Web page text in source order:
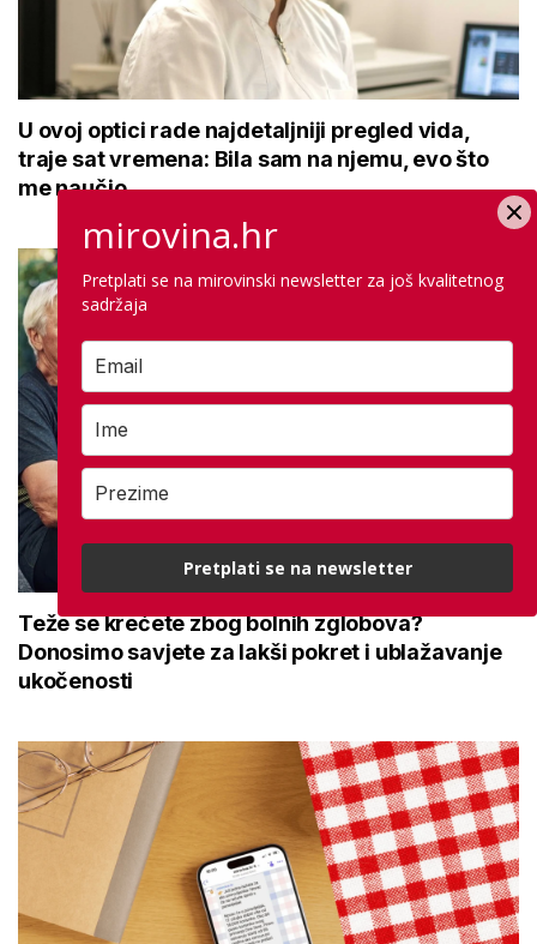
U ovoj optici rade najdetaljniji pregled vida,
traje sat vremena: Bila sam na njemu, evo što
me naučio
Teže se krećete zbog bolnih zglobova?
Donosimo savjete za lakši pokret i ublažavanje
ukočenosti
mirovina.hr
Pretplati se na mirovinski newsletter za još kvalitetnog
sadržaja
Pretplati se na newsletter